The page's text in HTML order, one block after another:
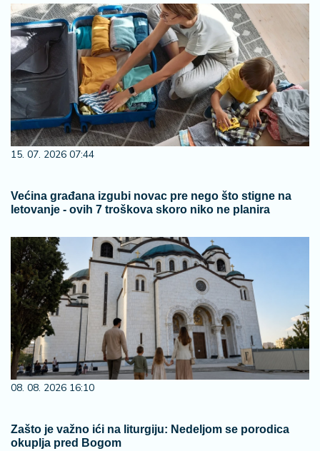
15. 07. 2026 07:44
Većina građana izgubi novac pre nego što stigne na
letovanje - ovih 7 troškova skoro niko ne planira
08. 08. 2026 16:10
Zašto je važno ići na liturgiju: Nedeljom se porodica
okuplja pred Bogom